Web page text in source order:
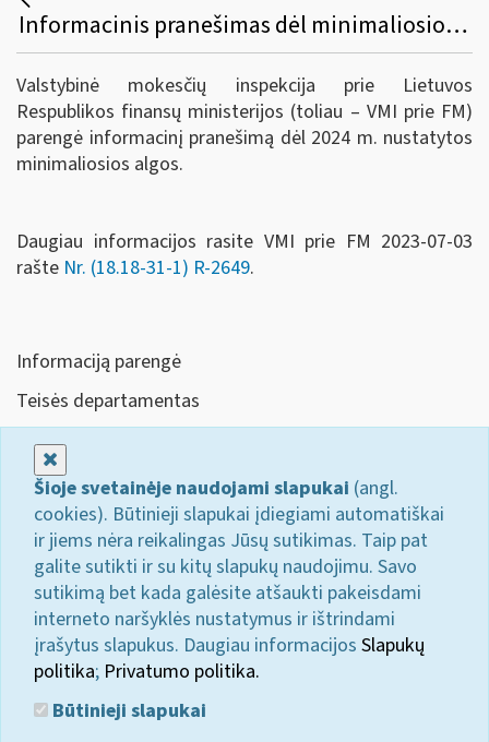
Informacinis pranešimas dėl minimaliosios algos 2024 metais
Valstybinė mokesčių inspekcija prie Lietuvos
Respublikos finansų ministerijos (toliau – VMI prie FM)
parengė informacinį pranešimą dėl 2024 m. nustatytos
minimaliosios algos.
Daugiau informacijos rasite VMI prie FM 2023-07-03
rašte Nr. (18.18-31-1) R-2649.
Informaciją parengė
Teisės departamentas
Šioje svetainėje naudojami slapukai (angl.
cookies). Būtinieji slapukai įdiegiami automatiškai
ir jiems nėra reikalingas Jūsų sutikimas. Taip pat
galite sutikti ir su kitų slapukų naudojimu. Savo
sutikimą bet kada galėsite atšaukti pakeisdami
interneto naršyklės nustatymus ir ištrindami
įrašytus slapukus. Daugiau informacijos Slapukų
politika; Privatumo politika.
Būtinieji slapukai